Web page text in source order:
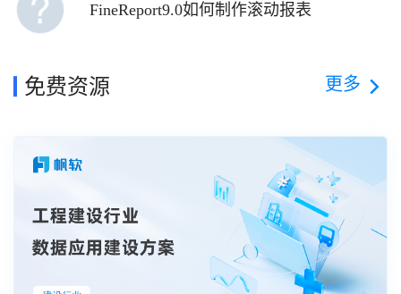
FineReport9.0如何制作滚动报表
免费资源 更多